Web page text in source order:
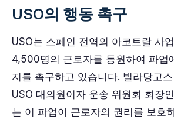
USO의 행동 촉구
USO는 스페인 전역의 아코트랄 사
4,500명의 근로자를 동원하여 파업
지를 촉구하고 있습니다. 빌라당고
USO 대의원이자 운송 위원회 회장
는 이 파업이 근로자의 권리를 보호